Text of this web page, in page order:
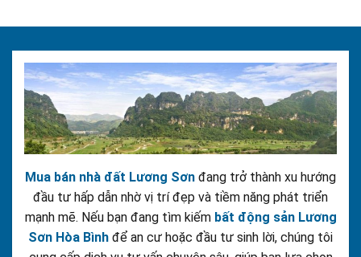
Mua bán nhà đất Lương Sơn đang trở thành xu hướng
đầu tư hấp dẫn nhờ vị trí đẹp và tiềm năng phát triển
mạnh mẽ. Nếu bạn đang tìm kiếm bất động sản Lương
Sơn Hòa Bình để an cư hoặc đầu tư sinh lời, chúng tôi